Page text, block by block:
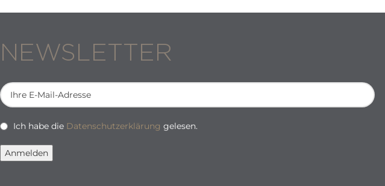
NEWSLETTER
Ich habe die Datenschutzerklärung gelesen.